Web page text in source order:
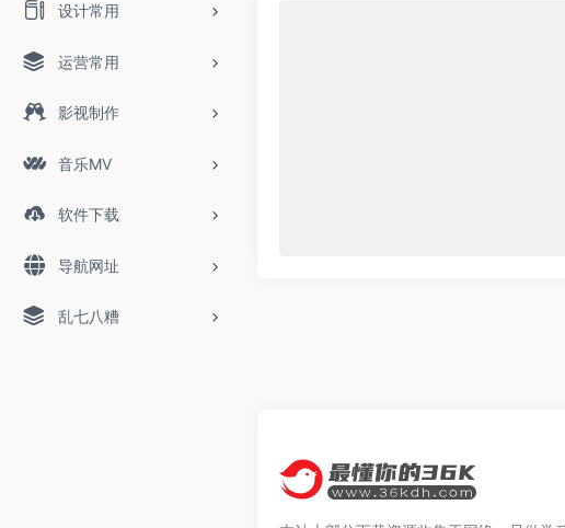
设计常用
运营常用
影视制作
音乐MV
软件下载
导航网址
乱七八糟